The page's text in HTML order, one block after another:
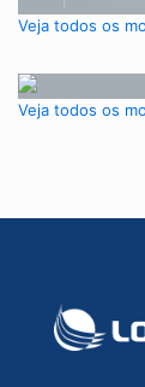
Veja todos os
Veja todos os